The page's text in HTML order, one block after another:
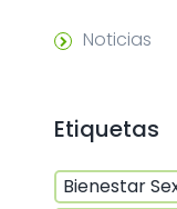
Noticias
Etiquetas
Bienestar